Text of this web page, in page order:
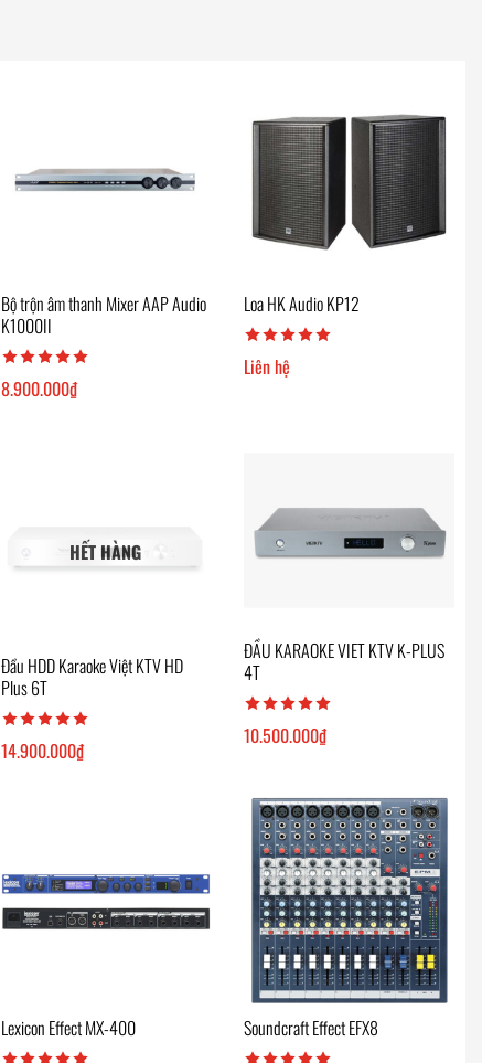
Bộ trộn âm thanh Mixer AAP Audio
K1000II
8.900.000₫
Loa HK Audio KP12
Liên hệ
HẾT HÀNG
Đầu HDD Karaoke Việt KTV HD
Plus 6T
14.900.000₫
ĐẦU KARAOKE VIET KTV K-PLUS
4T
10.500.000₫
Lexicon Effect MX-400 Soundcraft Effect EFX8